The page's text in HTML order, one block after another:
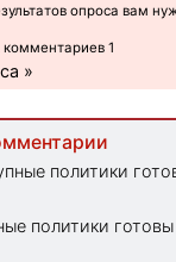
опроса вам
комментариев 1
»
политики
политики